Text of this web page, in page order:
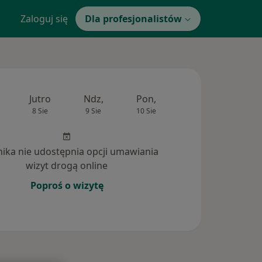
Zaloguj się Dla profesjonalistów
Jutro
8 Sie
Ndz,
9 Sie
Pon,
10 Sie
nie udostępnia opcji umawiania
wizyt drogą online
Poproś o wizytę